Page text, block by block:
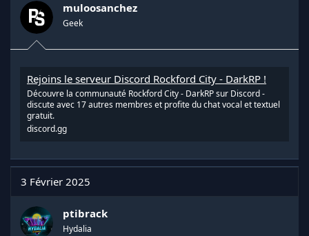
muloosanchez
Geek
Rejoins le serveur Discord Rockford City - DarkRP !
Découvre la communauté Rockford City - DarkRP sur Discord -
discute avec 17 autres membres et profite du chat vocal et textuel
gratuit.
discord.gg
3 Février 2025
ptibrack
Hydalia